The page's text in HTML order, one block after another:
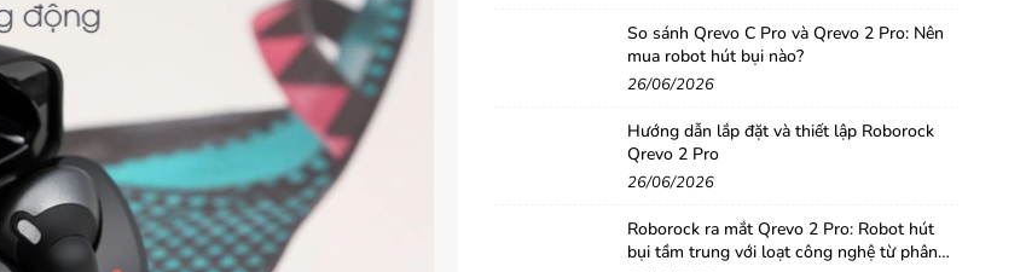
So sánh Qrevo C Pro và Qrevo 2 Pro: Nên
mua robot hút bụi nào?
26/06/2026
Hướng dẫn lắp đặt và thiết lập Roborock
Qrevo 2 Pro
26/06/2026
Roborock ra mắt Qrevo 2 Pro: Robot hút
bụi tầm trung với loạt công nghệ từ phân